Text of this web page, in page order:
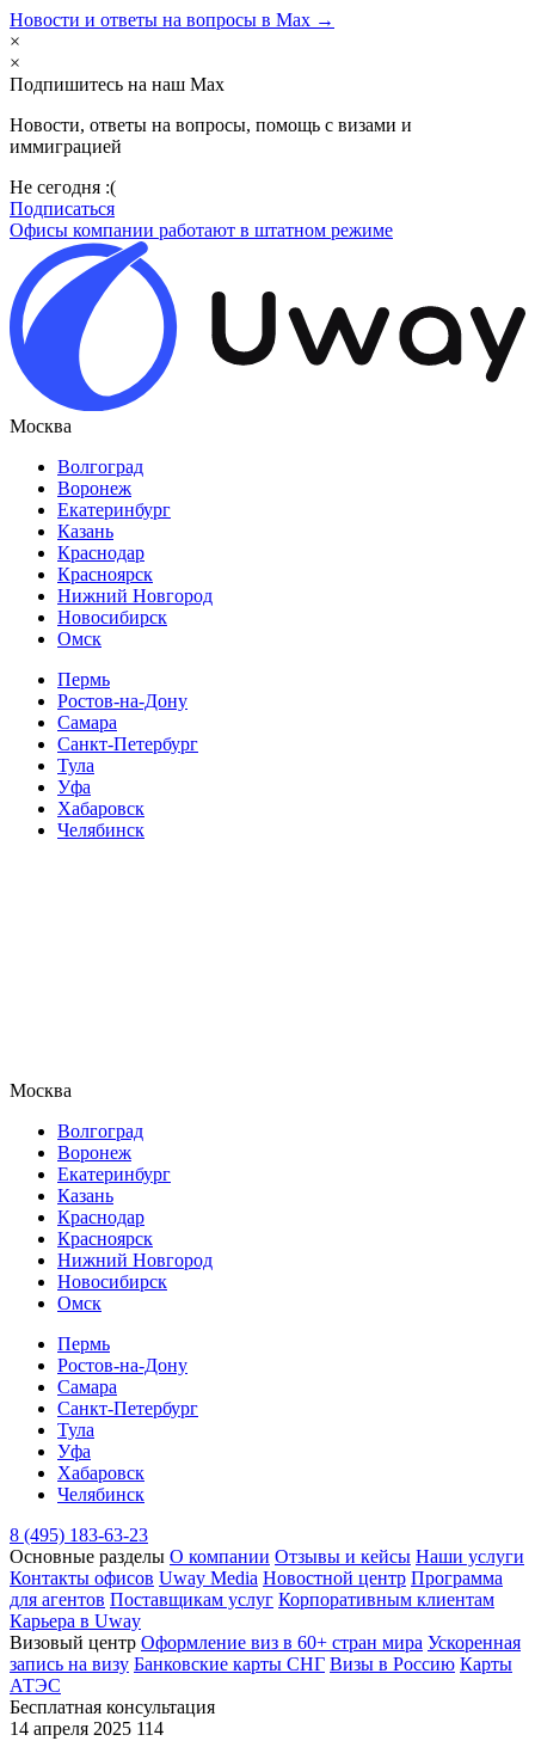
Новости и ответы на вопросы в Max →
×
×
Подпишитесь на наш Max
Новости, ответы на вопросы, помощь с визами и
иммиграцией
Не сегодня :(
Подписаться
Офисы компании работают в штатном режиме
Москва
Волгоград
Воронеж
Екатеринбург
Казань
Краснодар
Красноярск
Нижний Новгород
Новосибирск
Омск
Пермь
Ростов-на-Дону
Самара
Санкт-Петербург
Тула
Уфа
Хабаровск
Челябинск
Москва
Волгоград
Воронеж
Екатеринбург
Казань
Краснодар
Красноярск
Нижний Новгород
Новосибирск
Омск
Пермь
Ростов-на-Дону
Самара
Санкт-Петербург
Тула
Уфа
Хабаровск
Челябинск
8 (495) 183-63-23
Основные разделы О компании Отзывы и кейсы Наши услуги
Контакты офисов Uway Media Новостной центр Программа
для агентов Поставщикам услуг Корпоративным клиентам
Карьера в Uway
Визовый центр Оформление виз в 60+ стран мира Ускоренная
запись на визу Банковские карты СНГ Визы в Россию Карты
АТЭС
Бесплатная консультация
14 апреля 2025 114